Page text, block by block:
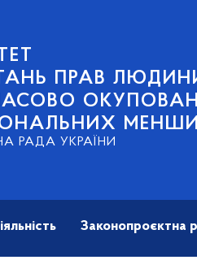
ПРАВ
РАДА УКРАЇНИ
Законопроєктна